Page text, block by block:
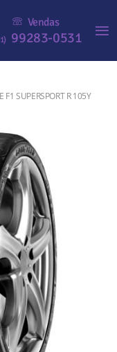
Vendas
99283-0531
SUPERSPORT R 105Y